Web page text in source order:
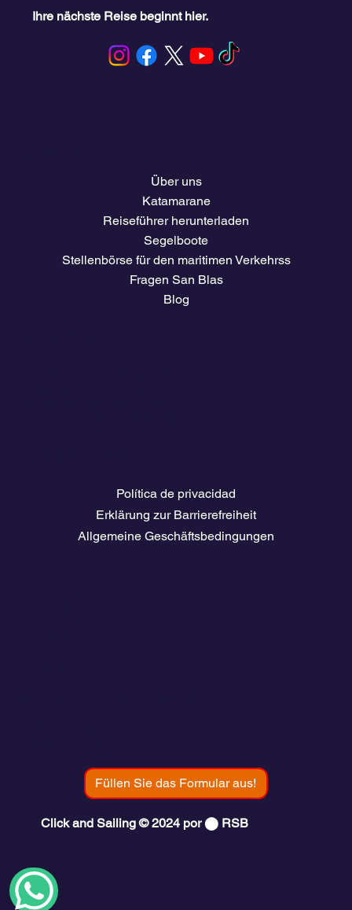
Über uns
Katamarane
Reiseführer herunterladen
Segelboote
Stellenbörse für den maritimen Verkehrss
Fragen San Blas
Blog
Ihre nächste Reise beginnt hier.
Click and Sailing © 2024 por ⬤ RSB
Política de privacidad
Erklärung zur Barrierefreiheit
Allgemeine Geschäftsbedingungen
Füllen Sie das Formular aus!